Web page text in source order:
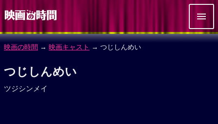
映画の時間 → 映画キャスト → つじしんめい
つじしんめい
ツジシンメイ